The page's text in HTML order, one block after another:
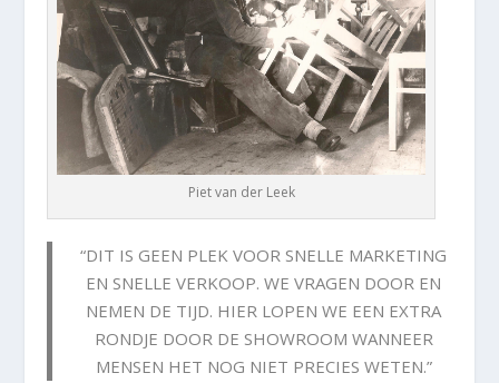
Piet van der Leek
“DIT IS GEEN PLEK VOOR SNELLE MARKETING
EN SNELLE VERKOOP. WE VRAGEN DOOR EN
NEMEN DE TIJD. HIER LOPEN WE EEN EXTRA
RONDJE DOOR DE SHOWROOM WANNEER
MENSEN HET NOG NIET PRECIES WETEN.”